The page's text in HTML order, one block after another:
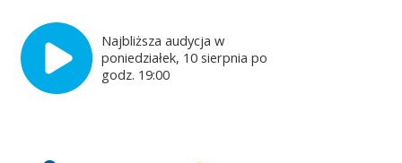
Najbliższa audycja w
poniedziałek, 10 sierpnia po
godz. 19:00